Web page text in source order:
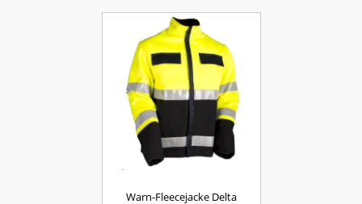
Warn-Fleecejacke Delta